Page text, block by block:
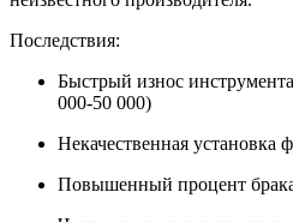
Последствия:
Быстрый износ
000-50 000)
Некачественная установка
Повышенный процент